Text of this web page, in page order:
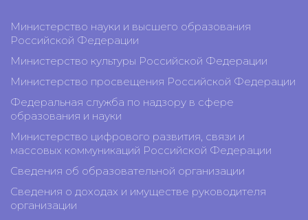
Министерство науки и высшего образования
Российской Федерации
Министерство культуры Российской Федерации
Министерство просвещения Российской Федерации
Федеральная служба по надзору в сфере
образования и науки
Министерство цифрового развития, связи и
массовых коммуникаций Российской Федерации
Сведения об образовательной организации
Сведения о доходах и имуществе руководителя
организации